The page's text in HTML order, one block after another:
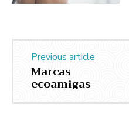
Previous article
Marcas
ecoamigas